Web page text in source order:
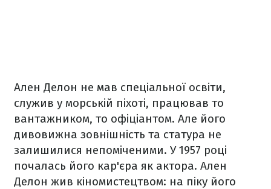
Ален Делон не мав спеціальної освіти,
служив у морській піхоті, працював то
вантажником, то офіціантом. Але його
дивовижна зовнішність та статура не
залишилися непоміченими. У 1957 році
почалась його кар'єра як актора. Ален
Делон жив кіномистецтвом: на піку його